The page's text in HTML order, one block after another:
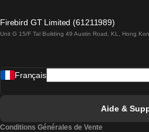
Trains de Lisbonne
Firebird GT Limited (61211989)
Unit G 15/F Tal Building 49 Austin Road, KL, Hong
Français
Aide &
Conditions Générales de Vente